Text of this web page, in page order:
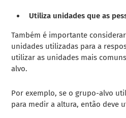
Utiliza unidades que as
Também é importante
unidades utilizadas para a
utilizar as unidades mais
alvo.
Por exemplo, se o grupo-alvo
para medir a altura, então deve